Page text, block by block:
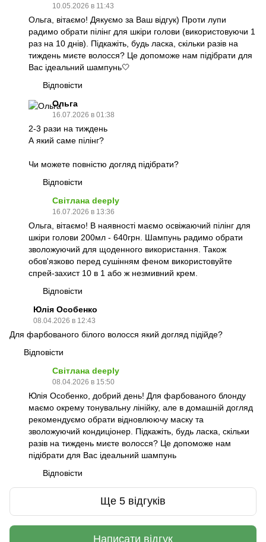
10.05.2026 в 11:43
Ольга, вітаємо! Дякуємо за Ваш відгук) Проти лупи
радимо обрати пілінг для шкіри голови (використовуючи 1
раз на 10 днів). Підкажіть, будь ласка, скільки разів на
тиждень миєте волосся? Це допоможе нам підібрати для
Вас ідеальний шампунь🤍
Відповісти
Ольга
16.07.2026 в 01:38
2-3 рази на тиждень
А який саме пілінг?
Чи можете повністю догляд підібрати?
Відповісти
Світлана deeply
16.07.2026 в 13:36
Ольга, вітаємо! В наявності маємо освіжаючий пілінг для
шкіри голови 200мл - 640грн. Шампунь радимо обрати
зволожуючий для щоденного використання. Також
обов'язково перед сушінням феном використовуйте
спрей-захист 10 в 1 або ж незмивний крем.
Відповісти
Юлія Особенко
08.04.2026 в 12:43
Для фарбованого білого волосся який догляд підійде?
Відповісти
Світлана deeply
08.04.2026 в 15:50
Юлія Особенко, добрий день! Для фарбованого блонду
маємо окрему тонувальну лінійку, але в домашній догляд
рекомендуємо обрати відновлюючу маску та
зволожуючий кондиціонер. Підкажіть, будь ласка, скільки
разів на тиждень миєте волосся? Це допоможе нам
підібрати для Вас ідеальний шампунь
Відповісти
Ще 5 відгуків
Написати відгук